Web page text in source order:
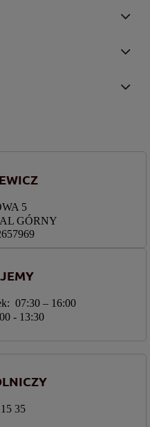
5
GÓRNY
07:30 – 16:00
- 13:30
35